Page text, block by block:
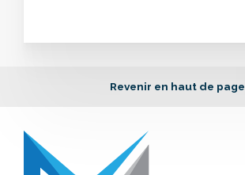
Revenir en haut de page